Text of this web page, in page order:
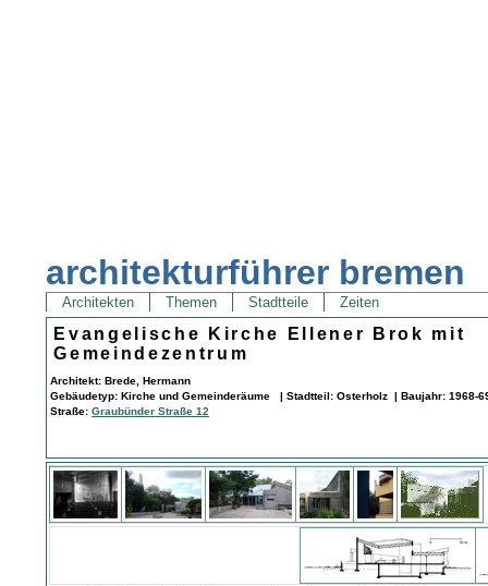
architekturführer bremen
Architekten Themen Stadtteile Zeiten
Evangelische Kirche Ellener Brok mit
Gemeindezentrum
Architekt: Brede, Hermann
Gebäudetyp: Kirche und Gemeinderäume | Stadtteil: Osterholz | Baujahr: 1968-
Straße:Graubünder Straße 12